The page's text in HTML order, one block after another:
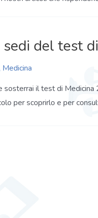
sedi del test
Medicina
sosterrai il test di Medicina
per scoprirlo e per